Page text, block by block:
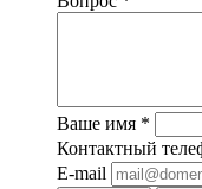
Ваше имя *
Контактный
E-mail